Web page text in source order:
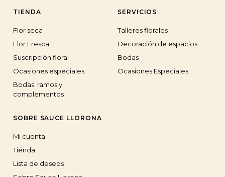
TIENDA
Flor seca
Flor Fresca
Suscripción floral
Ocasiones especiales
Bodas: ramos y
complementos
SERVICIOS
Talleres florales
Decoración de espacios
Bodas
Ocasiones Especiales
SOBRE SAUCE LLORONA
Mi cuenta
Tienda
Lista de deseos